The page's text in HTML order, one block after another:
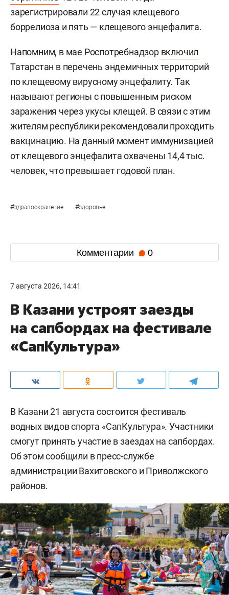
зарегистрировали 22 случая клещевого
боррелиоза и пять — клещевого энцефалита.
Напомним, в мае Роспотребнадзор включил
Татарстан в перечень эндемичных территорий
по клещевому вирусному энцефалиту. Так
называют регионы с повышенным риском
заражения через укусы клещей. В связи с этим
жителям республики рекомендовали проходить
вакцинацию. На данный момент иммунизацией
от клещевого энцефалита охвачены 14,4 тыс.
человек, что превышает годовой план.
#здравоохранение #здоровье
Комментарии 0
7 августа 2026, 14:41
В Казани устроят заезды
на сапбордах на фестивале
«СапКультура»
В Казани 21 августа состоится фестиваль
водных видов спорта «СапКультура». Участники
смогут принять участие в заездах на сапбордах.
Об этом сообщили в пресс-службе
администрации Вахитовского и Приволжского
районов.